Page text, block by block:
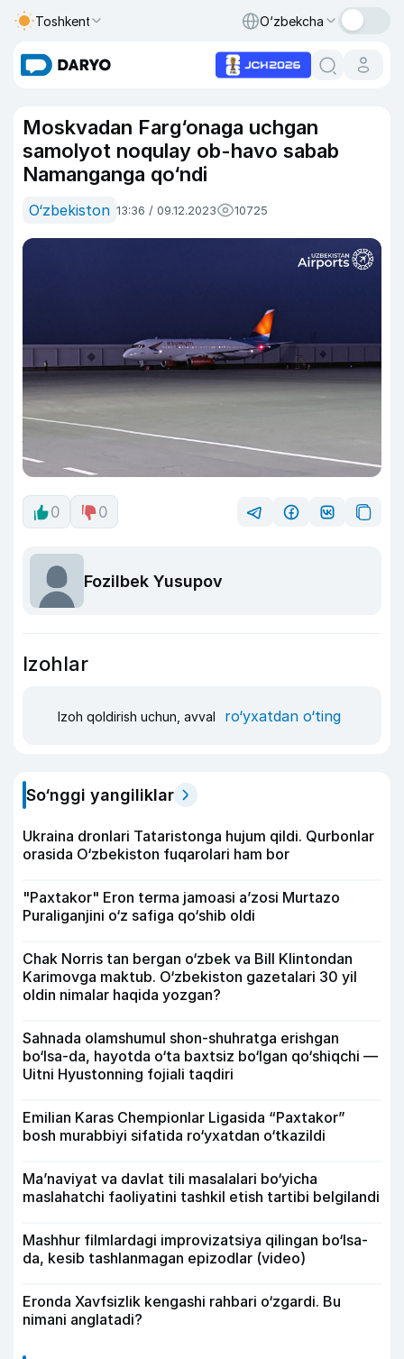
Toshkent O‘zbekcha
Moskvadan Farg‘onaga uchgan
samolyot noqulay ob-havo sabab
Namanganga qo‘ndi
O‘zbekiston 13:36 / 09.12.2023 10725
0 0
Fozilbek Yusupov
Izohlar
Izoh qoldirish uchun, avval ro‘yxatdan o‘ting
So‘nggi yangiliklar
Ukraina dronlari Tataristonga hujum qildi. Qurbonlar
orasida O‘zbekiston fuqarolari ham bor
"Paxtakor" Eron terma jamoasi a’zosi Murtazo
Puraliganjini o‘z safiga qo‘shib oldi
Chak Norris tan bergan o‘zbek va Bill Klintondan
Karimovga maktub. O‘zbekiston gazetalari 30 yil
oldin nimalar haqida yozgan?
Sahnada olamshumul shon-shuhratga erishgan
bo‘lsa-da, hayotda o‘ta baxtsiz bo‘lgan qo‘shiqchi —
Uitni Hyustonning fojiali taqdiri
Emilian Karas Chempionlar Ligasida “Paxtakor”
bosh murabbiyi sifatida ro‘yxatdan o‘tkazildi
Ma’naviyat va davlat tili masalalari bo‘yicha
maslahatchi faoliyatini tashkil etish tartibi belgilandi
Mashhur filmlardagi improvizatsiya qilingan bo‘lsa-
da, kesib tashlanmagan epizodlar (video)
Eronda Xavfsizlik kengashi rahbari o‘zgardi. Bu
nimani anglatadi?